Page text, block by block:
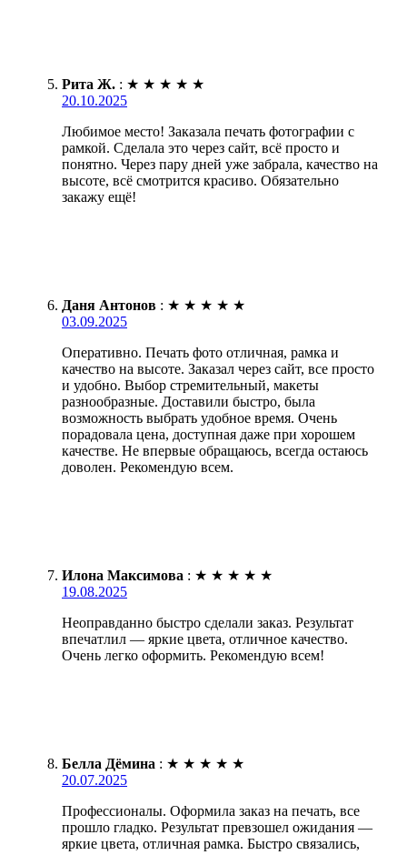
Рита Ж. : ★ ★ ★ ★ ★
20.10.2025
Любимое место! Заказала печать фотографии с
рамкой. Сделала это через сайт, всё просто и
понятно. Через пару дней уже забрала, качество на
высоте, всё смотрится красиво. Обязательно
закажу ещё!
Даня Антонов : ★ ★ ★ ★ ★
03.09.2025
Оперативно. Печать фото отличная, рамка и
качество на высоте. Заказал через сайт, все просто
и удобно. Выбор стремительный, макеты
разнообразные. Доставили быстро, была
возможность выбрать удобное время. Очень
порадовала цена, доступная даже при хорошем
качестве. Не впервые обращаюсь, всегда остаюсь
доволен. Рекомендую всем.
Илона Максимова : ★ ★ ★ ★ ★
19.08.2025
Неоправданно быстро сделали заказ. Результат
впечатлил — яркие цвета, отличное качество.
Очень легко оформить. Рекомендую всем!
Белла Дёмина : ★ ★ ★ ★ ★
20.07.2025
Профессионалы. Оформила заказ на печать, все
прошло гладко. Результат превзошел ожидания —
яркие цвета, отличная рамка. Быстро связались,